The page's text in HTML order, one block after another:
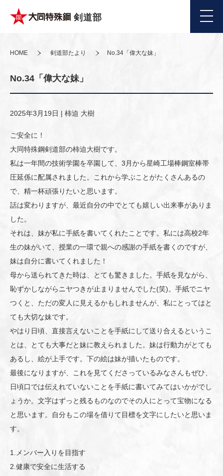
剣道部
HOME 剣道部たより No.34「偉大な妹」
No.34「偉大な妹」
2025年3月19日 | 柿迫 大樹
ご安全に！
大同特殊鋼剣道部の柿迫大樹です。
私は一年間の技術学園を卒園して、3月から星崎工場棒鋼室棒帯
圧延係に配属されました。これから学ぶことがたくさんあるの
で、精一杯頑張りたいと思います。
話は変わりますが、最近自分の中でとても嬉しい出来事がありま
した。
それは、妹が私に手紙を書いてくれたことです。私には高校2年
生の妹がいて、授業の一環で親への感謝の手紙を書くのですが、
妹は自分に書いてくれました！
母から送られてきた時は、とても驚きました。手紙を見ながら、
恥ずかしながらニヤつきが止まりませんでした(笑)。手紙でニヤ
つくと、ただの変人に見えるかもしれませんが、私にとってはと
ても大切な妹です。
やはり日頃、直接言えないことを手紙にして送り合えるというこ
とは、とても大事だと妹に教えられました。妹は行動力がとても
あるし、絵が上手です。下の絵は妹が描いたものです。
最後になりますが、これを見てくださっているみなさんもぜひ、
日頃口では伝えれていないことを手紙に書いてみてはいかがでし
ょうか。文字はずっと残るものなのでその人にとって宝物になる
と思います。自分もこの場を借りて目標を文字にしたいと思いま
す。
1.メンバー入りを目指す
2.健康で安全に生活する